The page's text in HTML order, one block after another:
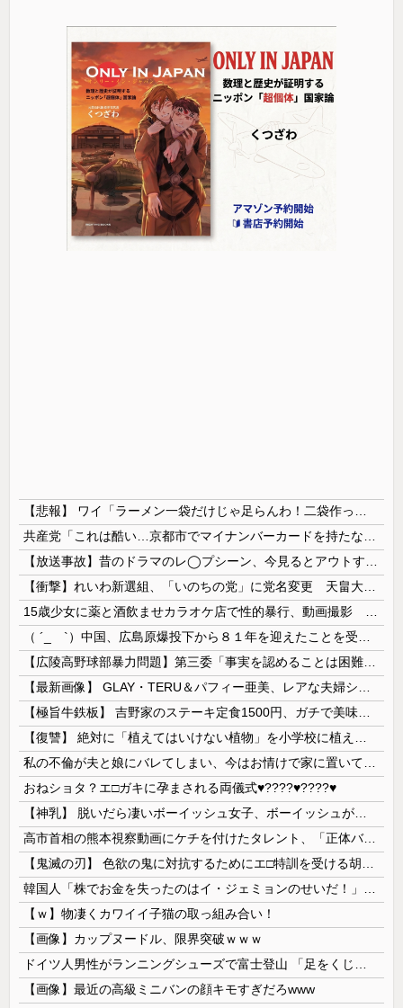
おねショタ？エ□ガキに孕まされる両儀式♥️????♥️????♥️
高市首相の熊本視察動画にケチを付けたタレント、「正体バレバレよな」と黒電話の呼び方であっさりと……
【ｗ】物凄くカワイイ子猫の取っ組み合い！
【画像】カップヌードル、限界突破ｗｗｗ
【画像】最近の高級ミニバンの顔キモすぎだろwww